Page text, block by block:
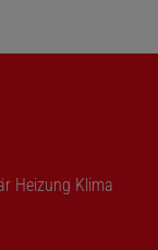
Heizung Klima